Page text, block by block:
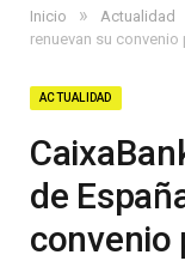
Inicio » Actualidad
renuevan su convenio
ACTUALIDAD
de
convenio